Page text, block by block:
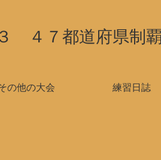
４７都道府県制
の他の大会 練習日誌